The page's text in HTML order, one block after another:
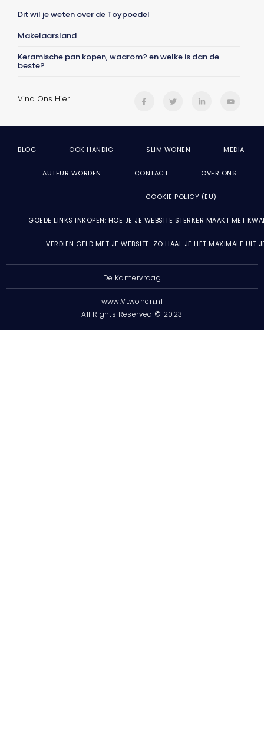
Dit wil je weten over de Toypoedel
Makelaarsland
Keramische pan kopen, waarom? en welke is dan de
beste?
Vind Ons Hier
BLOG OOK HANDIG SLIM WONEN MEDIA
AUTEUR WORDEN CONTACT OVER ONS
COOKIE POLICY (EU)
GOEDE LINKS INKOPEN: HOE JE JE WEBSITE STERKER MAAKT MET
VERDIEN GELD MET JE WEBSITE: ZO HAAL JE HET MAXIMALE UIT
De Kamervraag
www.VLwonen.nl
All Rights Reserved © 2023